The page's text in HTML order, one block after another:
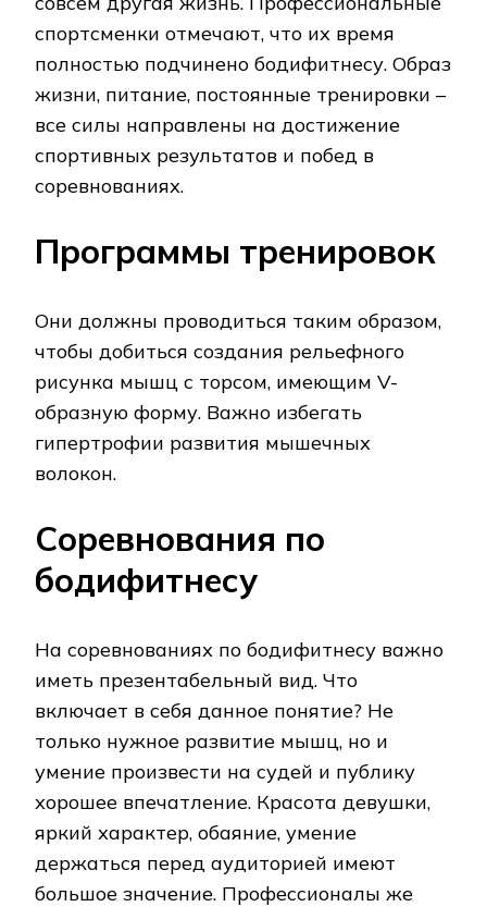
спортсменки отмечают, что их время
полностью подчинено бодифитнесу. Образ
жизни, питание, постоянные тренировки –
все силы направлены на достижение
спортивных результатов и побед в
соревнованиях.
Программы тренировок
Они должны проводиться таким образом,
чтобы добиться создания рельефного
рисунка мышц с торсом, имеющим V-
образную форму. Важно избегать
гипертрофии развития мышечных
волокон.
Соревнования по
бодифитнесу
На соревнованиях по бодифитнесу важно
иметь презентабельный вид. Что
включает в себя данное понятие? Не
только нужное развитие мышц, но и
умение произвести на судей и публику
хорошее впечатление. Красота девушки,
яркий характер, обаяние, умение
держаться перед аудиторией имеют
большое значение. Профессионалы же